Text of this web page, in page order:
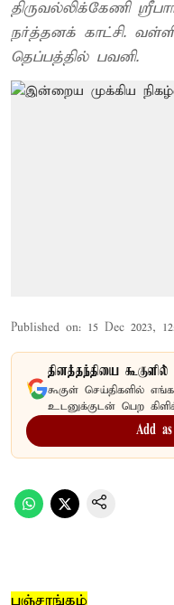
திருவல்லிக்கேணி
நர்த்தனக் காட்சி.
தெப்பத்தில் பவனி.
Published on: 15 Dec 2023,
தினத்தந்தியை
கூகுள் செய்திகளில்
உடனுக்குடன் பெற
Add
பஞ்சாங்கம்